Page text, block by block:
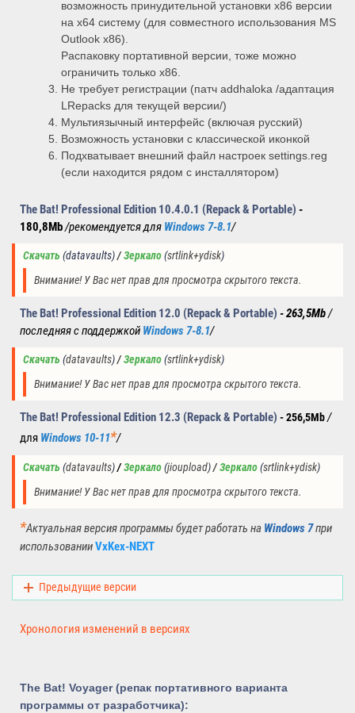
возможность принудительной установки x86 версии
на x64 систему (для совместного использования MS
Outlook x86).
Распаковку портативной версии, тоже можно
ограничить только x86.
Не требует регистрации (патч addhaloka /адаптация
LRepacks для текущей версии/)
Мультиязычный интерфейс (включая русский)
Возможность установки с классической иконкой
Подхватывает внешний файл настроек settings.reg
(если находится рядом с инсталлятором)
The Bat! Professional Edition 10.4.0.1 (Repack & Portable) -
180,8Mb/рекомендуется для Windows 7-8.1/
Скачать (datavaults) / Зеркало(srtlink+ydisk)
Внимание! У Вас нет прав для просмотра скрытого текста.
The Bat! Professional Edition 12.0 (Repack & Portable) - 263,5Mb/
последняя с поддержкой Windows 7-8.1/
Скачать (datavaults) / Зеркало(srtlink+ydisk)
Внимание! У Вас нет прав для просмотра скрытого текста.
The Bat! Professional Edition 12.3 (Repack & Portable) - 256,5Mb/
для Windows 10-11*/
Скачать (datavaults) /Зеркало(jioupload) / Зеркало(srtlink+ydisk)
Внимание! У Вас нет прав для просмотра скрытого текста.
*Актуальная версия программы будетработать на Windows 7при
использованииVxKex-NEXT
Предыдущие версии
Хронология изменений в версиях
The Bat! Voyager (репак портативного варианта
программы от разработчика):